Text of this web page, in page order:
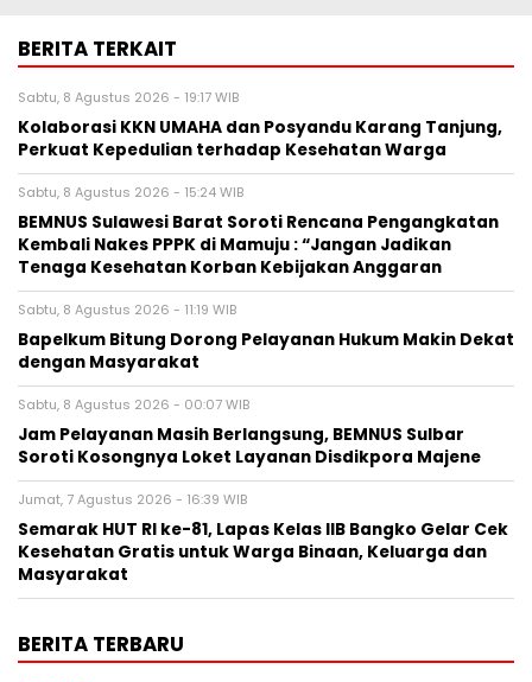
BERITA TERKAIT
Sabtu, 8 Agustus 2026 - 19:17 WIB
Kolaborasi KKN UMAHA dan Posyandu Karang Tanjung,
Perkuat Kepedulian terhadap Kesehatan Warga
Sabtu, 8 Agustus 2026 - 15:24 WIB
BEMNUS Sulawesi Barat Soroti Rencana Pengangkatan
Kembali Nakes PPPK di Mamuju : “Jangan Jadikan
Tenaga Kesehatan Korban Kebijakan Anggaran
Sabtu, 8 Agustus 2026 - 11:19 WIB
Bapelkum Bitung Dorong Pelayanan Hukum Makin Dekat
dengan Masyarakat
Sabtu, 8 Agustus 2026 - 00:07 WIB
Jam Pelayanan Masih Berlangsung, BEMNUS Sulbar
Soroti Kosongnya Loket Layanan Disdikpora Majene
Jumat, 7 Agustus 2026 - 16:39 WIB
Semarak HUT RI ke-81, Lapas Kelas IIB Bangko Gelar Cek
Kesehatan Gratis untuk Warga Binaan, Keluarga dan
Masyarakat
BERITA TERBARU